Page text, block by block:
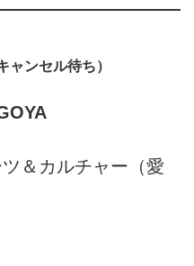
ャンセル待ち）
＆カルチャー（愛